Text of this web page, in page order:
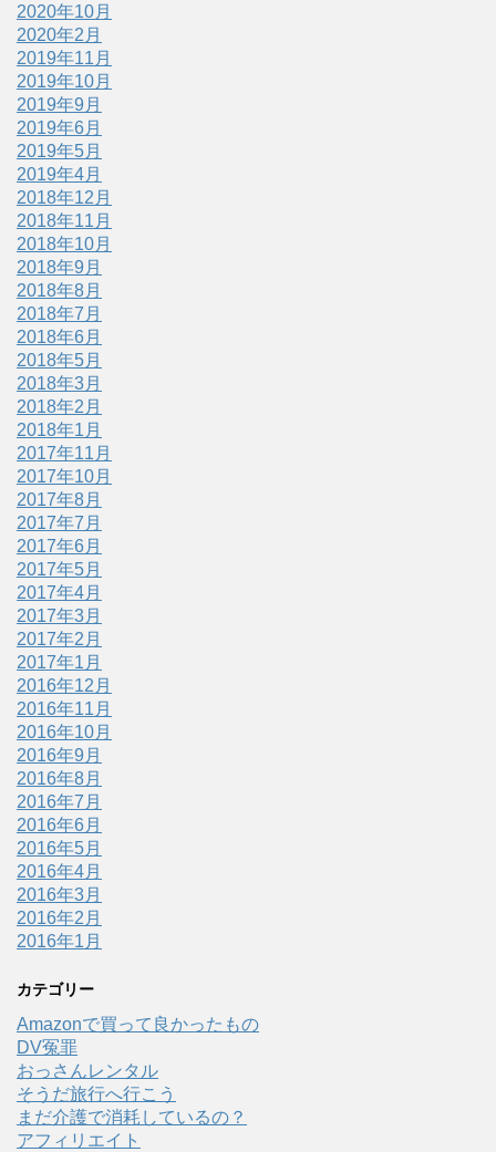
2020年10月
2020年2月
2019年11月
2019年10月
2019年9月
2019年6月
2019年5月
2019年4月
2018年12月
2018年11月
2018年10月
2018年9月
2018年8月
2018年7月
2018年6月
2018年5月
2018年3月
2018年2月
2018年1月
2017年11月
2017年10月
2017年8月
2017年7月
2017年6月
2017年5月
2017年4月
2017年3月
2017年2月
2017年1月
2016年12月
2016年11月
2016年10月
2016年9月
2016年8月
2016年7月
2016年6月
2016年5月
2016年4月
2016年3月
2016年2月
2016年1月
カテゴリー
Amazonで買って良かったもの
DV冤罪
おっさんレンタル
そうだ旅行へ行こう
まだ介護で消耗しているの？
アフィリエイト